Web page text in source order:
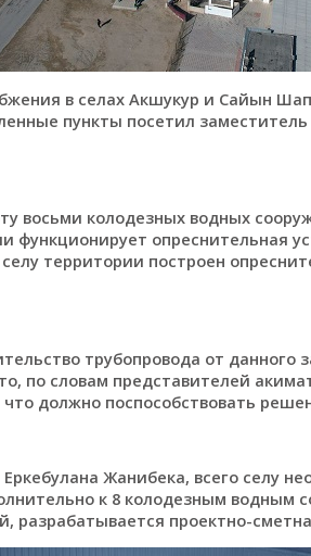
в селах Акшукур и Сайын
пункты посетил
восьми колодезных водных
функционирует опреснительная
территории построен
трубопровода от данного
по словам представителей
что должно поспособствовать
Жанибека, всего селу
к 8 колодезным водным
разрабатывается проектно-